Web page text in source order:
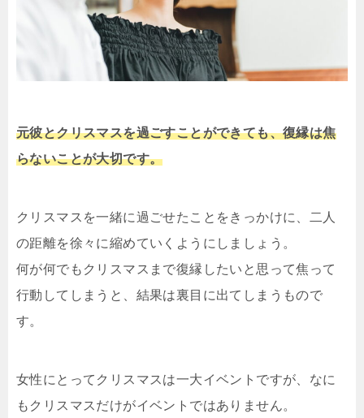
元彼とクリスマスを過ごすことができても、復縁は焦
らないことが大切です。
クリスマスを一緒に過ごせたことをきっかけに、二人
の距離を徐々に縮めていくようにしましょう。
何が何でもクリスマスまで復縁したいと思って焦って
行動してしまうと、結果は裏目に出てしまうもので
す。
女性にとってクリスマスは一大イベントですが、なに
もクリスマスだけがイベントではありません。